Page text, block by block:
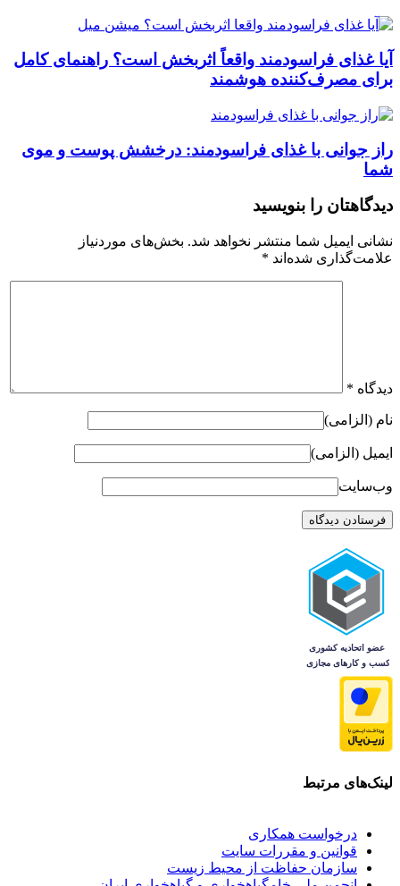
آیا غذای فراسودمند واقعاً اثربخش است؟ راهنمای کامل
برای مصرف‌کننده هوشمند
راز جوانی با غذای فراسودمند: درخشش پوست و موی
شما
دیدگاهتان را بنویسید
نشانی ایمیل شما منتشر نخواهد شد. بخش‌های موردنیاز
علامت‌گذاری شده‌اند *
دیدگاه *
نام (الزامی)
ایمیل (الزامی)
وب‌سایت
لینک‌های مرتبط
درخواست همکاری
قوانین و مقررات سایت
سازمان حفاظت از محیط زیست